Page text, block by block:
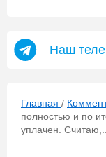
Наш
Главная /
полностью и по
уплачен. Считаю,...